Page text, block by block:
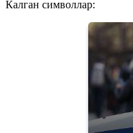
Калган символлар: